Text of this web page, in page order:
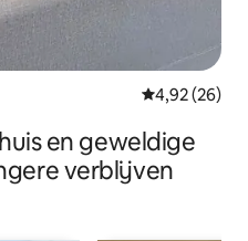
Gemiddelde
4,92 (26)
en geweldige
verblijven